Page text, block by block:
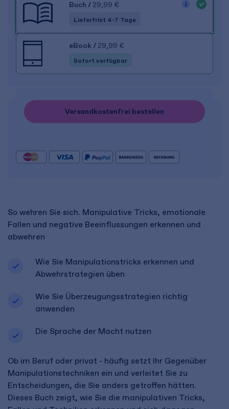
So wehren Sie sich. Manipulative Tricks, emotionale
Fallen und negative Beeinflussungen erkennen und
abwehren
Wie Sie Manipulationstricks erkennen und
Abwehrstrategien üben
Wie Sie Überzeugungsstrategien richtig
anwenden
Die Sprache der Macht nutzen
Ob im Beruf oder privat - häufig setzt Ihr Gegenüber
Manipulationstechniken ein und verleitet Sie zu
Entscheidungen, die Sie anders getroffen hätten.
Dieses Buch zeigt, wie Sie die manipulativen Tricks,
Buch / 29,99 €
Lieferfrist 4-7 Tage
eBook / 29,99 €
Sofort verfügbar
Versandkostenfrei bestellen